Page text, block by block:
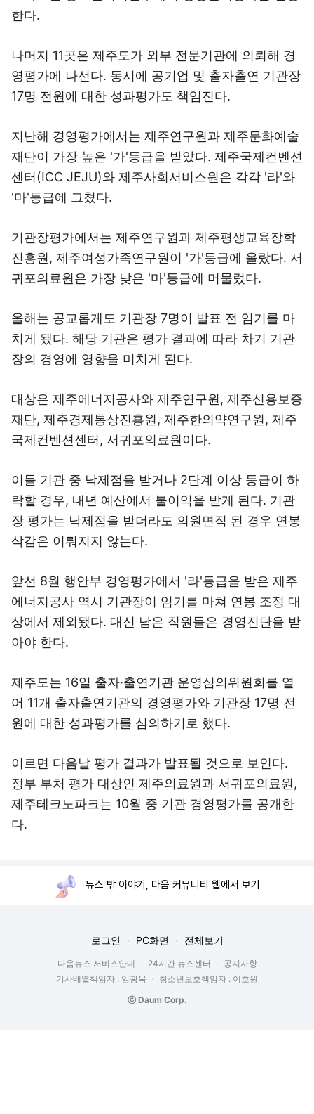
한다.
나머지 11곳은 제주도가 외부 전문기관에 의뢰해 경
영평가에 나선다. 동시에 공기업 및 출자출연 기관장
17명 전원에 대한 성과평가도 책임진다.
지난해 경영평가에서는 제주연구원과 제주문화예술
재단이 가장 높은 '가'등급을 받았다. 제주국제컨벤션
센터(ICC JEJU)와 제주사회서비스원은 각각 '라'와
'마'등급에 그쳤다.
기관장평가에서는 제주연구원과 제주평생교육장학
진흥원, 제주여성가족연구원이 '가'등급에 올랐다. 서
귀포의료원은 가장 낮은 '마'등급에 머물렀다.
올해는 공교롭게도 기관장 7명이 발표 전 임기를 마
치게 됐다. 해당 기관은 평가 결과에 따라 차기 기관
장의 경영에 영향을 미치게 된다.
대상은 제주에너지공사와 제주연구원, 제주신용보증
재단, 제주경제통상진흥원, 제주한의약연구원, 제주
국제컨벤션센터, 서귀포의료원이다.
이들 기관 중 낙제점을 받거나 2단계 이상 등급이 하
락할 경우, 내년 예산에서 불이익을 받게 된다. 기관
장 평가는 낙제점을 받더라도 의원면직 된 경우 연봉
삭감은 이뤄지지 않는다.
앞선 8월 행안부 경영평가에서 '라'등급을 받은 제주
에너지공사 역시 기관장이 임기를 마쳐 연봉 조정 대
상에서 제외됐다. 대신 남은 직원들은 경영진단을 받
아야 한다.
제주도는 16일 출자·출연기관 운영심의위원회를 열
어 11개 출자출연기관의 경영평가와 기관장 17명 전
원에 대한 성과평가를 심의하기로 했다.
이르면 다음날 평가 결과가 발표될 것으로 보인다.
정부 부처 평가 대상인 제주의료원과 서귀포의료원,
제주테크노파크는 10월 중 기관 경영평가를 공개한
다.
뉴스 밖 이야기, 다음 커뮤니티 웹에서 보기
로그인 PC화면 전체보기
다음뉴스 서비스안내 24시간 뉴스센터
공지사항
기사배열책임자 : 임광욱
청소년보호책임자 : 이호원
ⓒ Daum Corp.